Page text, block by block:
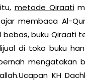
metode Qiraati
membaca Al-
bebas, buku Qiraati
di toko buku
mengatakan
KH